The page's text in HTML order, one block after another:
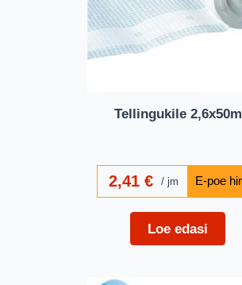
Tellingukile 2,6x50m
2,41 € jm
Loe edasi